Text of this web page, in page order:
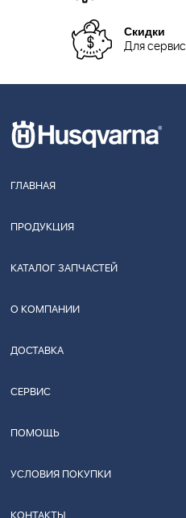
Скидки
Для
ГЛАВНАЯ
ПРОДУКЦИЯ
КАТАЛОГ ЗАПЧАСТЕЙ
О КОМПАНИИ
ДОСТАВКА
СЕРВИС
ПОМОЩЬ
УСЛОВИЯ ПОКУПКИ